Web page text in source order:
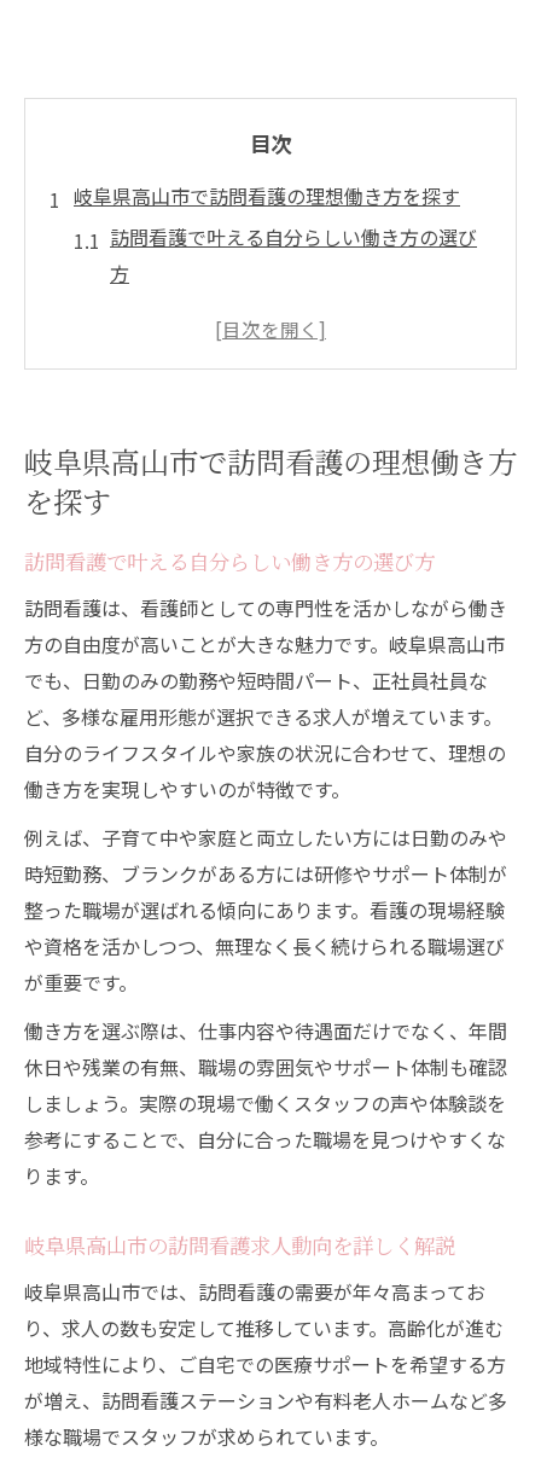
目次
岐阜県高山市で訪問看護の理想働き方を探す
訪問看護で叶える自分らしい働き方の選び
方
岐阜県高山市の訪問看護求人動向を詳しく
日勤のみ訪問看護職で家族時間を増やすコ
ブランク可の訪問看護求人が人気の理由と
ワークライフバランス重視の訪問看護条件
日勤専属で実現する訪問看護の理想的な生
ワークライフバランスを支える訪問看護の
魅力
残業少なめ職場で訪問看護が選ばれる理由
訪問看護で安心の年間休日と休暇体系を解
説
訪問看護における労働環境の今とこれから
訪問看護の労働環境が注目される背景とは
岐阜県高山市の訪問看護現場の今を知る
訪問看護師の労働条件変化とこれからの課
題
み
在宅医療を支える訪問看護師の労働ポイント
在宅医療拡大で訪問看護が求められる理由
訪問看護師の業務内容とやりがいを分析
訪問看護の現場で役立つ資格とスキル紹介
岐阜県高山市で訪問看護の理想働き方
を探す
訪問看護で叶える自分らしい働き方の選び方
訪問看護は、看護師としての専門性を活かしながら働き
方の自由度が高いことが大きな魅力です。岐阜県高山市
でも、日勤のみの勤務や短時間パート、正社員社員な
ど、多様な雇用形態が選択できる求人が増えています。
自分のライフスタイルや家族の状況に合わせて、理想の
働き方を実現しやすいのが特徴です。
例えば、子育て中や家庭と両立したい方には日勤のみや
時短勤務、ブランクがある方には研修やサポート体制が
整った職場が選ばれる傾向にあります。看護の現場経験
や資格を活かしつつ、無理なく長く続けられる職場選び
が重要です。
働き方を選ぶ際は、仕事内容や待遇面だけでなく、年間
休日や残業の有無、職場の雰囲気やサポート体制も確認
しましょう。実際の現場で働くスタッフの声や体験談を
参考にすることで、自分に合った職場を見つけやすくな
ります。
岐阜県高山市の訪問看護求人動向を詳しく解説
岐阜県高山市では、訪問看護の需要が年々高まってお
り、求人の数も安定して推移しています。高齢化が進む
地域特性により、ご自宅での医療サポートを希望する方
が増え、訪問看護ステーションや有料老人ホームなど多
様な職場でスタッフが求められています。